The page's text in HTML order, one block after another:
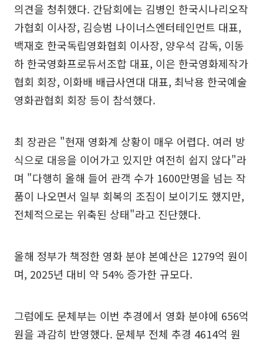
의견을 청취했다. 간담회에는 김병인 한국시나리오작
가협회 이사장, 김승범 나이너스엔터테인먼트 대표,
백재호 한국독립영화협회 이사장, 양우석 감독, 이동
하 한국영화프로듀서조합 대표, 이은 한국영화제작가
협회 회장, 이화배 배급사연대 대표, 최낙용 한국예술
영화관협회 회장 등이 참석했다.
최 장관은 "현재 영화계 상황이 매우 어렵다. 여러 방
식으로 대응을 이어가고 있지만 여전히 쉽지 않다"라
며 "다행히 올해 들어 관객 수가 1600만명을 넘는 작
품이 나오면서 일부 회복의 조짐이 보이기도 했지만,
전체적으로는 위축된 상태"라고 진단했다.
올해 정부가 책정한 영화 분야 본예산은 1279억 원이
며, 2025년 대비 약 54% 증가한 규모다.
그럼에도 문체부는 이번 추경에서 영화 분야에 656억
원을 과감히 반영했다. 문체부 전체 추경 4614억 원